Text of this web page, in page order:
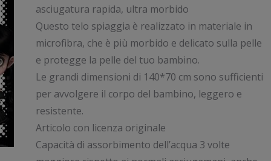
asciugatura rapida, ultra morbido
Questo telo spiaggia è realizzato in materiale in
microfibra, che è più morbido e delicato sulla pelle
e protegge la pelle del tuo bambino.
Le grandi dimensioni di 140*70 cm sono sufficienti
per avvolgere il corpo del bambino, leggero e
resistente.
Articolo con licenza originale
Capacità di assorbimento dell’acqua 3 volte